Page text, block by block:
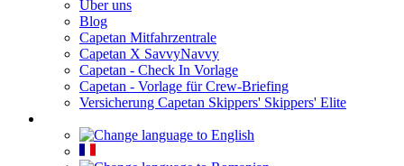
Über uns
Blog
Capetan Mitfahrzentrale
Capetan X SavvyNavvy
Capetan - Check In Vorlage
Capetan - Vorlage für Crew-Briefing
Versicherung Capetan Skippers' Skippers' Elite